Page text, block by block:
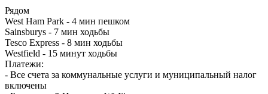
Рядом
West Ham Park - 4 мин пешком
Sainsburys - 7 мин ходьбы
Tesco Express - 8 мин ходьбы
Westfield - 15 минут ходьбы
Платежи:
- Все счета за коммунальные услуги и муниципальный налог
включены